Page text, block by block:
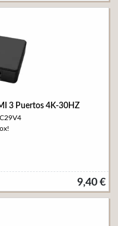
3 Puertos 4K-30HZ
9,40 €